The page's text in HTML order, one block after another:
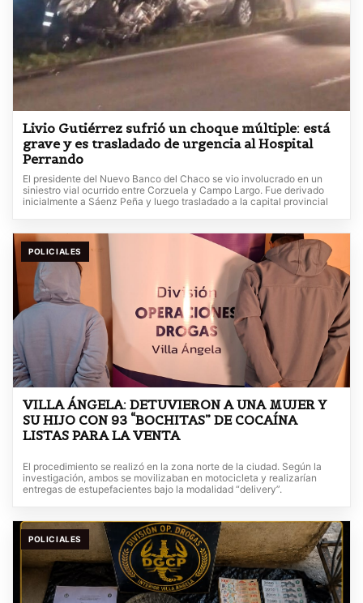
Livio Gutiérrez sufrió un choque múltiple: está
grave y es trasladado de urgencia al Hospital
Perrando
El presidente del Nuevo Banco del Chaco se vio involucrado en un
siniestro vial ocurrido entre Corzuela y Campo Largo. Fue derivado
inicialmente a Sáenz Peña y luego trasladado a la capital provincial
POLICIALES
VILLA ÁNGELA: DETUVIERON A UNA MUJER Y
SU HIJO CON 93 “BOCHITAS” DE COCAÍNA
LISTAS PARA LA VENTA
El procedimiento se realizó en la zona norte de la ciudad. Según la
investigación, ambos se movilizaban en motocicleta y realizarían
entregas de estupefacientes bajo la modalidad “delivery”.
POLICIALES